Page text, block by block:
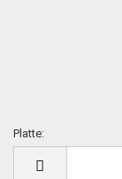
Platte: